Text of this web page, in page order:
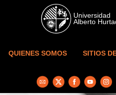
Skip to main content
QUIENES SOMOS SITIOS